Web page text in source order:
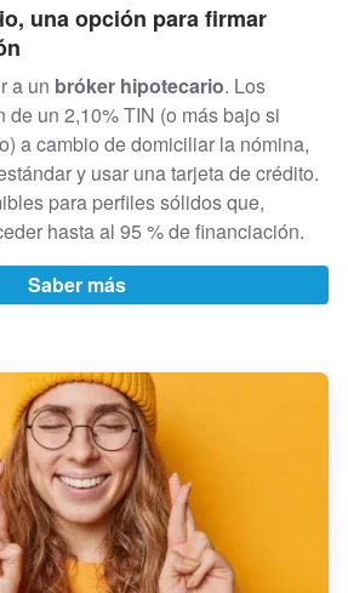
una opción para firmar
a un bróker hipotecario. Los
de un 2,10% TIN (o más bajo si
a cambio de domiciliar la nómina,
y usar una tarjeta de crédito.
para perfiles sólidos que,
hasta al 95 % de financiación.
Saber más